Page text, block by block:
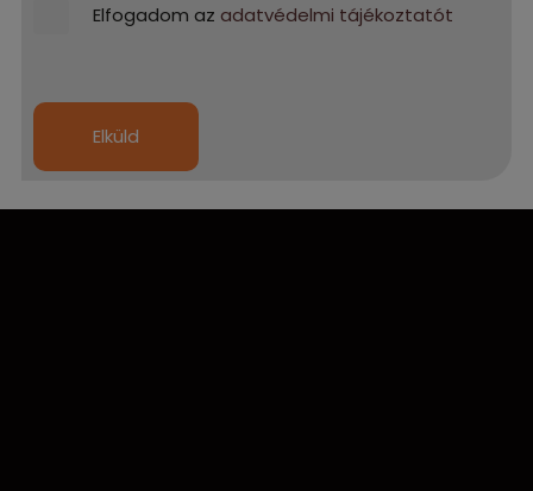
Elfogadom az adatvédelmi tájékoztatót
Elküld